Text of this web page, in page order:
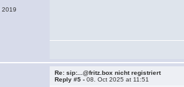
2019
Re: sip:...@fritz.box nicht registriert
Reply #5 -08. Oct 2025 at 11:51